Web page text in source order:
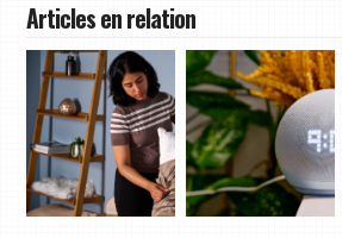
Articles en relation